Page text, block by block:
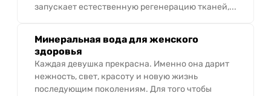
запускает естественную регенерацию тканей,...
Минеральная вода для женского
здоровья
Каждая девушка прекрасна. Именно она дарит
нежность, свет, красоту и новую жизнь
последующим поколениям. Для того чтобы